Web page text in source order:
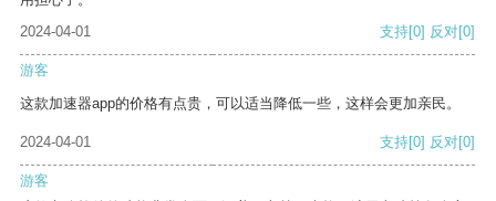
2024-04-01
支持[0] 反对[0]
游客
这款加速器app的价格有点贵，可以适当降低一些，这样会更加亲民。
2024-04-01 支持[0] 反对[0]
游客